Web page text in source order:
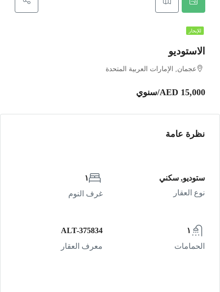
للإيجار
الاستوديو
عجمان, الإمارات العربية المتحدة
AED 15,000/سنوي
نظرة عامة
ستوديو, سكني
نوع العقار
١
غرف النوم
١
الحمامات
ALT-375834
معرف العقار